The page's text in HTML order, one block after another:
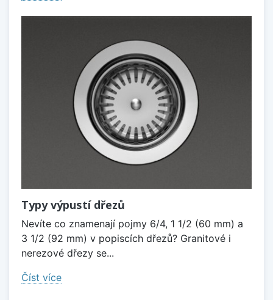
Typy výpustí dřezů
Nevíte co znamenají pojmy 6/4, 1 1/2 (60 mm) a
3 1/2 (92 mm) v popiscích dřezů? Granitové i
nerezové dřezy se...
Číst více